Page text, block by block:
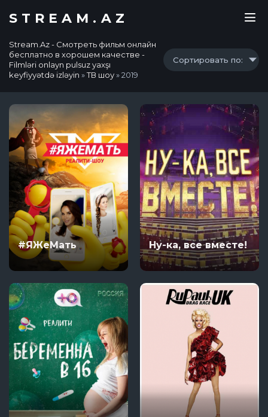
STREAM.AZ
Stream.Az - Смотреть фильм онлайн
бесплатно в хорошем качестве -
Filmləri onlayn pulsuz yaxşı
keyfiyyətdə izləyin »ТВ шоу» 2019
Сортировать по:
#ЯЖеМать Ну-ка, все вместе!